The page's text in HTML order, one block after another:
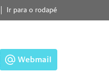
Ir para o rodapé
Webmail